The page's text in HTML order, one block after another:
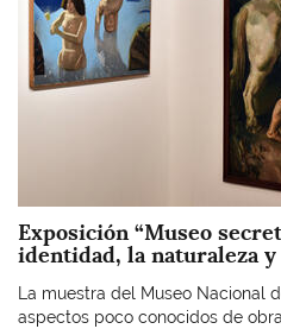
Exposición “Museo
identidad, la naturaleza
La muestra del Museo Nacional
aspectos poco conocidos de